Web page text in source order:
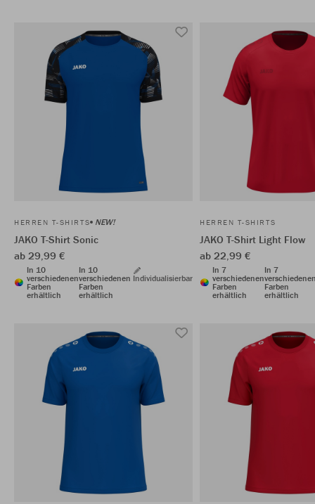
HERREN T-SHIRTS NEW!
JAKO T-Shirt Sonic
ab 29,99 €
In 10
verschiedenen
Farben
erhältlich
In 10
verschiedenen
Farben
erhältlich
Individualisierbar
HERREN T-SHIRTS
JAKO T-Shirt Light Flow
ab 22,99 €
In 7
verschiedenen
Farben
erhältlich
In 7
Farben
erhältlich